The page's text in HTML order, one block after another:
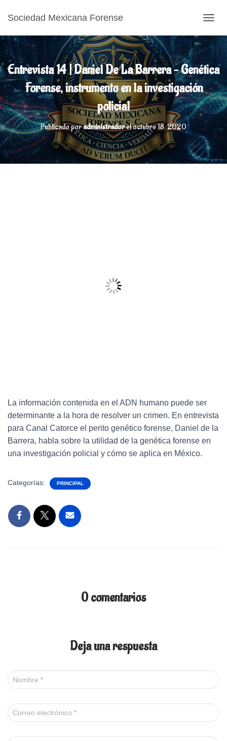
Sociedad Mexicana Forense
Entrevista 14 | Daniel De La Barrera – Genética
Forense, instrumento en la investigación
policial
Publicado poradministradoreloctubre 18, 2020
La información contenida en el ADN humano puede ser
determinante a la hora de resolver un crimen. En entrevista
para Canal Catorce el perito genético forense, Daniel de la
Barrera, habla sobre la utilidad de la genética forense en
una investigación policial y cómo se aplica en México.
Categorías: PRINCIPAL
0 comentarios
Deja una respuesta
Nombre *
Correo electrónico *